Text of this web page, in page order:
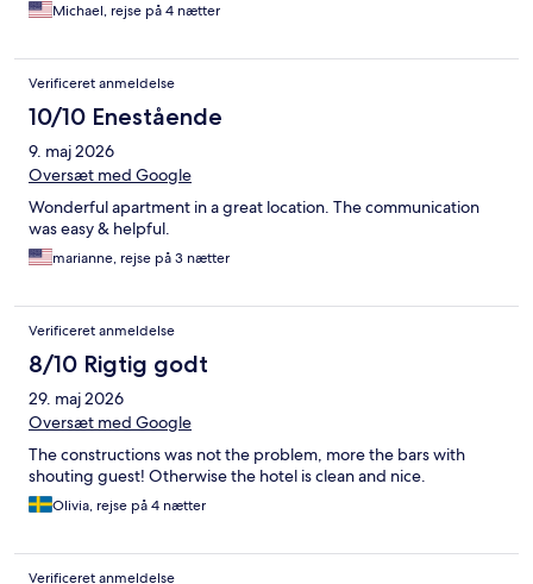
Michael, rejse på 4 nætter
Verificeret anmeldelse
10/10 Enestående
9. maj 2026
Oversæt med Google
Wonderful apartment in a great location. The communication
was easy & helpful.
marianne, rejse på 3 nætter
Verificeret anmeldelse
8/10 Rigtig godt
29. maj 2026
Oversæt med Google
The constructions was not the problem, more the bars with
shouting guest! Otherwise the hotel is clean and nice.
Olivia, rejse på 4 nætter
Verificeret anmeldelse